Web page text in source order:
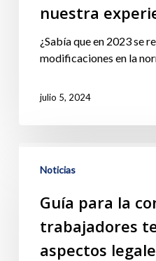
nuestra
¿Sabía que en 2023 se
modificaciones en la
julio 5, 2024
Noticias
Guía para la
trabajadores
aspectos